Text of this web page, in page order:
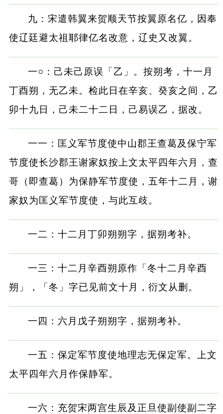
九：宋遣韩翼来贺顺天节按翼原名亿，因奉
使辽廷避太祖耶律亿名改意，辽史又改翼。
一○：己未己原误「乙」。按朔考，十一月
丁酉朔，无乙未。检此日在辛亥、癸亥之间，乙
卯十九日，己未二十二日，己易误乙，据改。
一一：匡义军节度使中山郡王查葛及保宁军
节度使长沙郡王谢家奴按上文太平四年六月，查
哥（即查葛）为保静军节度使，五年十二月，谢
家奴为匡义军节度使，与此互歧。
一二：十二月丁卯朔朔字，据朔考补。
一三：十二月辛酉朔原作「冬十二月辛酉
朔」，「冬」字已见前文十月，衍文从删。
一四：六月戊子朔朔字，据朔考补。
一五：保定军节度使地理志无保定军。上文
太平四年六月作保静军。
一六：充贺宋两宫生辰及正旦使副使副二字